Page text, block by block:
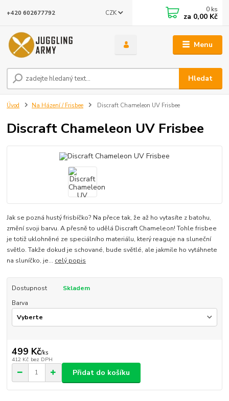
Menu
CZK
Hledat
+420 602677792 0 ks
za 0,00 Kč
Úvod Na Házení / Frisbee Discraft Chameleon UV Frisbee
Discraft Chameleon UV Frisbee
Jak se pozná hustý frisbíčko? Na přece tak, že až ho vytasíte z batohu,
změní svoji barvu. A přesně to udělá Discraft Chameleon! Tohle frisbee
je totiž uklohněné ze speciálního materiálu, který reaguje na sluneční
světlo. Takže dokud je schované, bude světlé, ale jakmile ho vytáhnete
na sluníčko, je... celý popis
Dostupnost
Skladem
Barva
499 Kč/ks
412 Kč bez DPH
Přidat do košíku